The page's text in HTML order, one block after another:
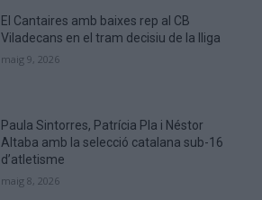
El Cantaires amb baixes rep al CB
Viladecans en el tram decisiu de la lliga
maig 9, 2026
Paula Sintorres, Patrícia Pla i Néstor
Altaba amb la selecció catalana sub-16
d’atletisme
maig 8, 2026